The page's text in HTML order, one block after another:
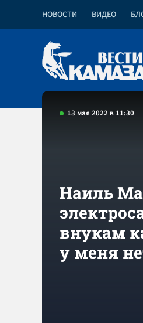
НОВОСТИ ВИДЕО
13 мая 2022 в 11:30
Наиль
внукам
у меня